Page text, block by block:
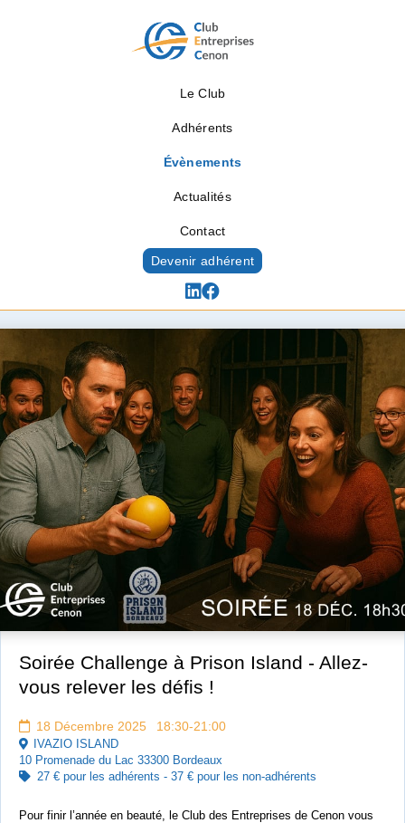
Le Club
Adhérents
Évènements
Actualités
Contact
Devenir adhérent
Soirée Challenge à Prison Island - Allez-
vous relever les défis !
18 Décembre 2025 18:30-21:00
IVAZIO ISLAND
10 Promenade du Lac 33300 Bordeaux
27 € pour les adhérents - 37 € pour les non-adhérents
Pour finir l’année en beauté, le Club des Entreprises de Cenon vous